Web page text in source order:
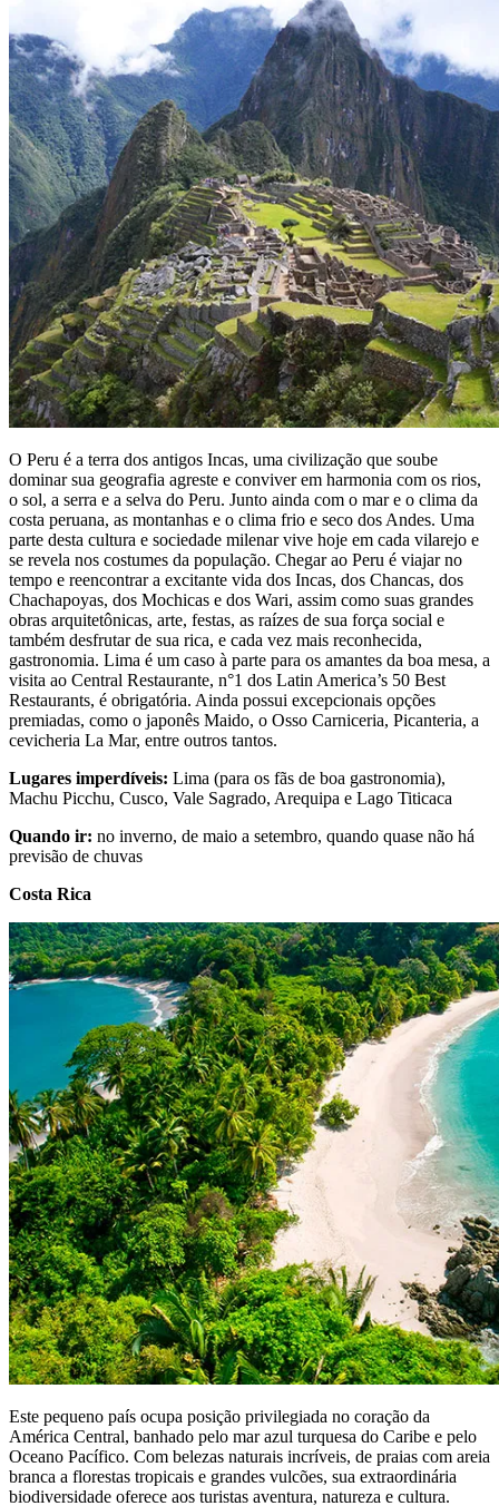
O Peru é a terra dos antigos Incas, uma civilização que soube
dominar sua geografia agreste e conviver em harmonia com os rios,
o sol, a serra e a selva do Peru. Junto ainda com o mar e o clima da
costa peruana, as montanhas e o clima frio e seco dos Andes. Uma
parte desta cultura e sociedade milenar vive hoje em cada vilarejo e
se revela nos costumes da população. Chegar ao Peru é viajar no
tempo e reencontrar a excitante vida dos Incas, dos Chancas, dos
Chachapoyas, dos Mochicas e dos Wari, assim como suas grandes
obras arquitetônicas, arte, festas, as raízes de sua força social e
também desfrutar de sua rica, e cada vez mais reconhecida,
gastronomia. Lima é um caso à parte para os amantes da boa mesa, a
visita ao Central Restaurante, n°1 dos Latin America’s 50 Best
Restaurants, é obrigatória. Ainda possui excepcionais opções
premiadas, como o japonês Maido, o Osso Carniceria, Picanteria, a
cevicheria La Mar, entre outros tantos.
Lugares imperdíveis: Lima (para os fãs de boa gastronomia),
Machu Picchu, Cusco, Vale Sagrado, Arequipa e Lago Titicaca
Quando ir: no inverno, de maio a setembro, quando quase não há
previsão de chuvas
Costa Rica
Este pequeno país ocupa posição privilegiada no coração da
América Central, banhado pelo mar azul turquesa do Caribe e pelo
Oceano Pacífico. Com belezas naturais incríveis, de praias com areia
branca a florestas tropicais e grandes vulcões, sua extraordinária
biodiversidade oferece aos turistas aventura, natureza e cultura.